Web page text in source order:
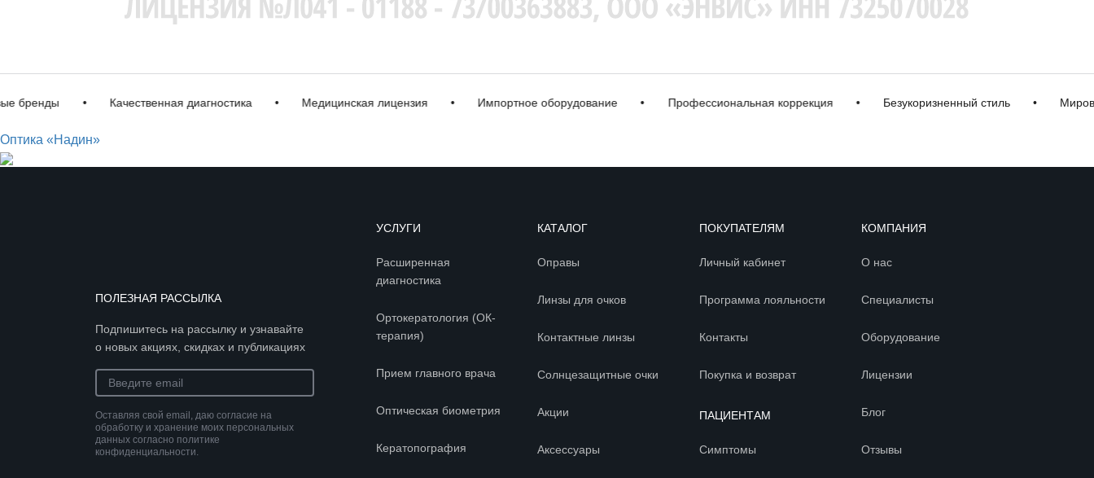
• Качественная диагностика • Медицинская лицензия • Импортное оборудование • Профессиональная коррекция • Безукоризненный стиль • Мировые
Оптика «Надин»
ПОЛЕЗНАЯ РАССЫЛКА
Подпишитесь на рассылку и узнавайте
о новых акциях, скидках и публикациях
Оставляя свой email, даю согласие на
обработку и хранение моих персональных
данных согласно политике
конфиденциальности.
УСЛУГИ
Расширенная
диагностика
Ортокератология (ОК-
терапия)
Прием главного врача
Оптическая биометрия
Кератопография
КАТАЛОГ
Оправы
Линзы для очков
Контактные линзы
Солнцезащитные очки
Акции
Аксессуары
ПОКУПАТЕЛЯМ
Личный кабинет
Программа лояльности
Контакты
Покупка и возврат
ПАЦИЕНТАМ
Симптомы
КОМПАНИЯ
О нас
Специалисты
Оборудование
Лицензии
Блог
Отзывы